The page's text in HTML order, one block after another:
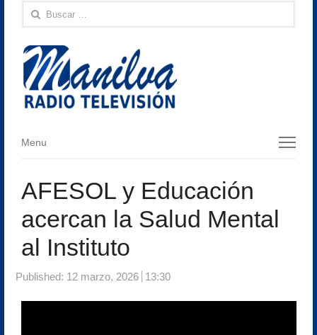
Buscar:
Menu
Menu
AFESOL y Educación
acercan la Salud Mental
al Instituto
Published: 12 marzo, 2026 13:30